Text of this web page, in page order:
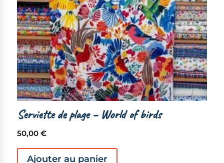
Serviette de plage – World of birds
50,00 €
Ajouter au panier